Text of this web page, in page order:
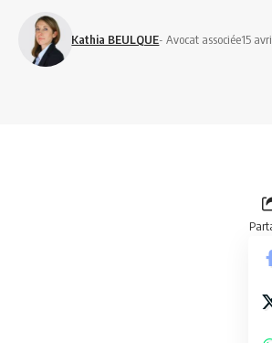
Kathia BEULQUE- Avocat associée15